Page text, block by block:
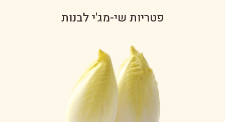
פטריות שי-מג'י לבנות